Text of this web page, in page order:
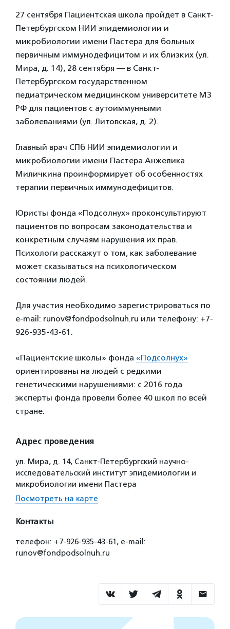
27 сентября Пациентская школа пройдет в Санкт-
Петербургском НИИ эпидемиологии и
микробиологии имени Пастера для больных
первичным иммунодефицитом и их близких (ул.
Мира, д. 14), 28 сентября — в Санкт-
Петербургском государственном
педиатрическом медицинском университете МЗ
РФ для пациентов с аутоиммунными
заболеваниями (ул. Литовская, д. 2).
Главный врач СПб НИИ эпидемиологии и
микробиологии имени Пастера Анжелика
Миличкина проинформирует об особенностях
терапии первичных иммунодефицитов.
Юристы фонда «Подсолнух» проконсультируют
пациентов по вопросам законодательства и
конкретным случаям нарушения их прав.
Психологи расскажут о том, как заболевание
может сказываться на психологическом
состоянии людей.
Для участия необходимо зарегистрироваться по
e-mail: runov@fondpodsolnuh.ru или телефону: +7-
926-935-43-61.
«Пациентские школы» фонда «Подсолнух»
ориентированы на людей с редкими
генетическими нарушениями: с 2016 года
эксперты фонда провели более 40 школ по всей
стране.
Адрес проведения
ул. Мира, д. 14, Санкт-Петербургский научно-
исследовательский институт эпидемиологии и
микробиологии имени Пастера
Посмотреть на карте
Контакты
телефон: +7-926-935-43-61, e-mail:
runov@fondpodsolnuh.ru